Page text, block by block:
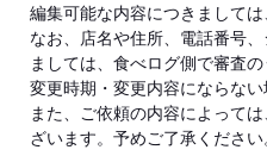
編集可能な内容につきましては
なお、店名や住所、電話番号
ましては、食べログ側で審査
変更時期・変更内容にならない
また、ご依頼の内容によって
ざいます。予めご了承ください